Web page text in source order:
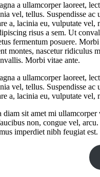
a ullamcorper laoreet,
vel, tellus. Suspendisse ac
a, lacinia eu, vulputate vel,
risus a sem. Ut
fermentum posuere.
montes, nascetur ridiculus
Morbi vitae ante.
a ullamcorper laoreet,
vel, tellus. Suspendisse ac
a, lacinia eu, vulputate vel,
diam sit amet mi
non, congue vel,
imperdiet nibh feugiat est.